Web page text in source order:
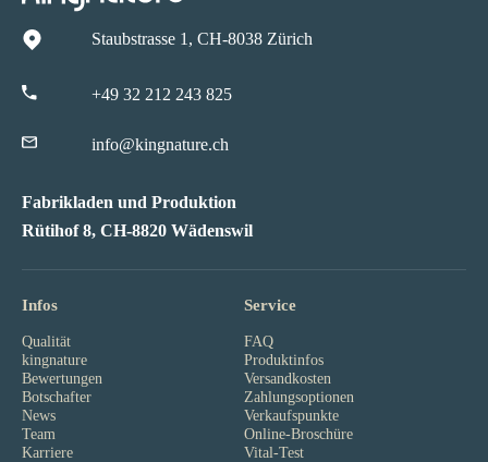
Staubstrasse 1, CH-8038 Zürich
+49 32 212 243 825
info@kingnature.ch
Fabrikladen und Produktion
Rütihof 8, CH-8820 Wädenswil
Infos
Qualität
kingnature
Bewertungen
Botschafter
News
Team
Karriere
Service
FAQ
Produktinfos
Versandkosten
Zahlungsoptionen
Verkaufspunkte
Online-Broschüre
Vital-Test